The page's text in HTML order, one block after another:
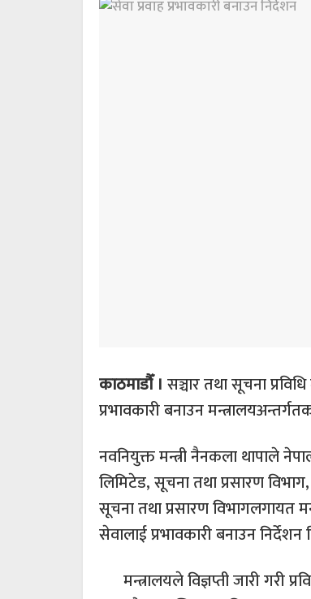
काठमाडौँ । सञ्चार तथा सूचना
प्रभावकारी बनाउन
नवनियुक्त मन्त्री नैनकला थापाले
लिमिटेड, सूचना तथा प्रसारण
सूचना तथा प्रसारण विभागलगायत
सेवालाई प्रभावकारी बनाउन निर्देशन
मन्त्रालयले विज्ञप्ती जारी गरी